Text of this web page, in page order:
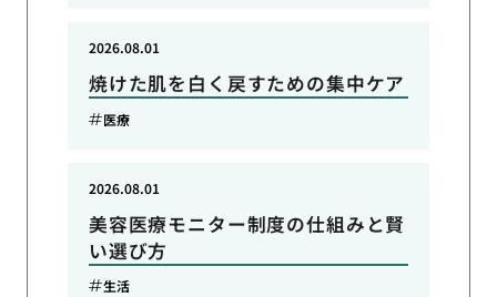
焼けた肌を白く戻すための集中ケア
2026.08.01
医療
美容医療モニター制度の仕組みと賢
い選び方
2026.08.01
生活